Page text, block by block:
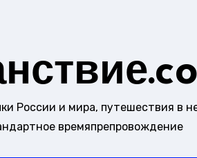
России и мира, путешествия в
времяпрепровождение